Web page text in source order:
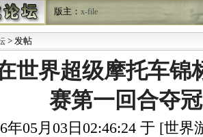
版主： x-file
> 发帖
世界超级摩托车锦
赛第一回合夺冠
年05月03日02:46:24 于 [世